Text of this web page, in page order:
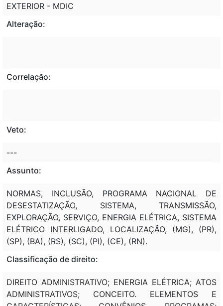
EXTERIOR - MDIC
Alteração:
Correlação:
Veto:
---
Assunto:
NORMAS, INCLUSÃO, PROGRAMA NACIONAL DE
DESESTATIZAÇÃO, SISTEMA, TRANSMISSÃO,
EXPLORAÇÃO, SERVIÇO, ENERGIA ELÉTRICA, SISTEMA
ELÉTRICO INTERLIGADO, LOCALIZAÇÃO, (MG), (PR),
(SP), (BA), (RS), (SC), (PI), (CE), (RN).
Classificação de direito:
DIREITO ADMINISTRATIVO; ENERGIA ELÉTRICA; ATOS
ADMINISTRATIVOS; CONCEITO. ELEMENTOS E